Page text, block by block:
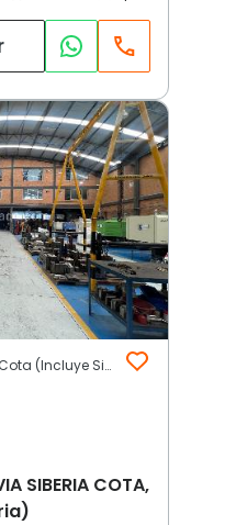
VIA SIBERIA COTA | Otros | Cota (Incluye Siberia)
SIBERIA COTA,